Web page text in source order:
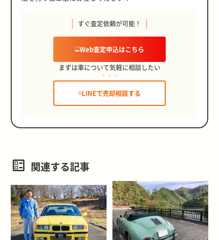
すぐ査定依頼が可能！
Web査定申込はこちら
まずは車について気軽に相談したい
LINEで売却相談する
関連する記事